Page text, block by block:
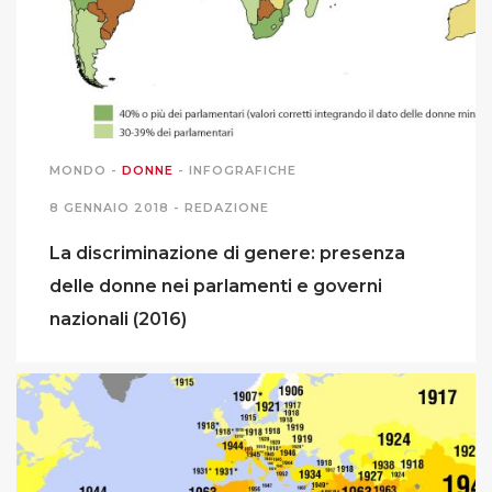
MIGRAZIONI
POVERTÀ
SALUTE
PUNTI DI VISTA
MONDO IN CIFRE
NAVIGANDO IN RETE
MONDO - DONNE - INFOGRAFICHE
8 GENNAIO 2018 - REDAZIONE
La discriminazione di genere: presenza
delle donne nei parlamenti e governi
nazionali (2016)